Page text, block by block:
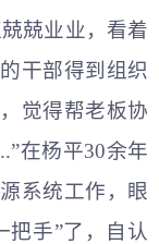
兢业业，看着
干部得到组织
觉得帮老板协
在杨平30余年
系统工作，眼
把手”了，自认